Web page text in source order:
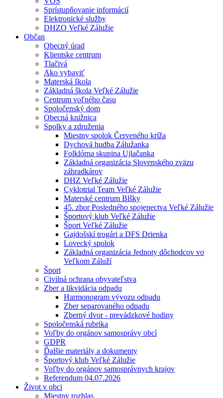
Sprístupňovanie informácií
Elektronické služby
DHZO Veľké Zálužie
Občan
Obecný úrad
Klientske centrum
Tlačivá
Ako vybaviť
Materská škola
Základná škola Veľké Zálužie
Centrum voľného času
Spoločenský dom
Obecná knižnica
Spolky a združenia
Miestny spolok Červeného kríža
Dychová hudba Zálužanka
Folklórna skupina Ujlačanka
Základná organizácia Slovenského zväzu
záhradkárov
DHZ Veľké Zálužie
Cyklotrial Team Veľké Zálužie
Materské centrum Blšky
45. zbor Posledného spojenectva Veľké Zálužie
Športový klub Veľké Zálužie
Šport Veľké Zálužie
Gajdošskí trogári a DFS Drienka
Lovecký spolok
Základná organizácia Jednoty dôchodcov vo
Veľkom Záluží
Šport
Civilná ochrana obyvateľstva
Zber a likvidácia odpadu
Harmonogram vývozu odpadu
Zber separovaného odpadu
Zberný dvor - prevádzkové hodiny
Spoločenská rubrika
Voľby do orgánov samosprávy obcí
GDPR
Ďalšie materiály a dokumenty
Športový klub Veľké Zálužie
Voľby do orgánov samosprávnych krajov
Referendum 04.07.2026
Život v obci
Miestny rozhlas